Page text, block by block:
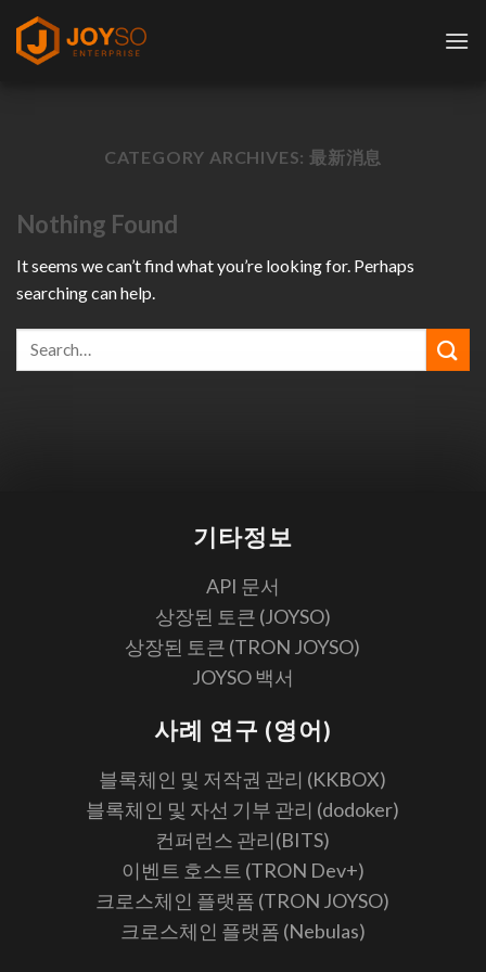
Skip
content
CATEGORY ARCHIVES: 最新消息
Nothing Found
It seems we can’t find what you’re looking for. Perhaps
searching can help.
기타정보
API 문서
상장된 토큰 (JOYSO)
상장된 토큰 (TRON JOYSO)
JOYSO 백서
사례 연구 (영어)
블록체인 및 저작권 관리 (KKBOX)
블록체인 및 자선 기부 관리 (dodoker)
컨퍼런스 관리(BITS)
이벤트 호스트 (TRON Dev+)
크로스체인 플랫폼 (TRON JOYSO)
크로스체인 플랫폼 (Nebulas)